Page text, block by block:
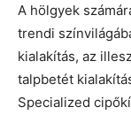
A hölgyek
trendi
kialakítás, az
talpbetét
Specialized